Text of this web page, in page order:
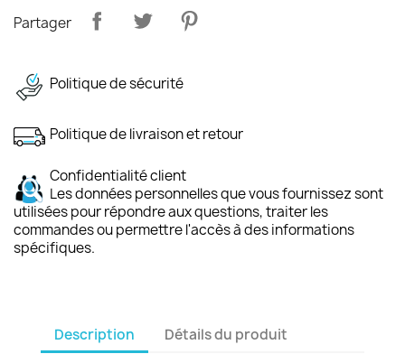
Partager
Politique de sécurité
Politique de livraison et retour
Confidentialité client
Les données personnelles que vous fournissez sont
utilisées pour répondre aux questions, traiter les
commandes ou permettre l'accès à des informations
spécifiques.
Description Détails du produit